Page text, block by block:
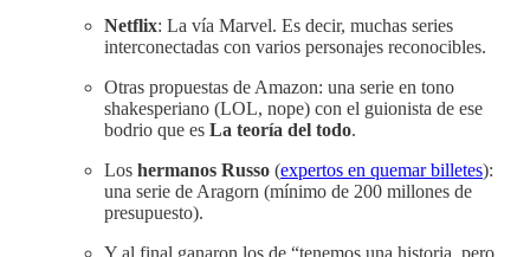
Netflix: La vía Marvel. Es decir, muchas series
interconectadas con varios personajes reconocibles.
Otras propuestas de Amazon: una serie en tono
shakesperiano (LOL, nope) con el guionista de ese
bodrio que es La teoría del todo.
Los hermanos Russo (expertos en quemar billetes):
una serie de Aragorn (mínimo de 200 millones de
presupuesto).